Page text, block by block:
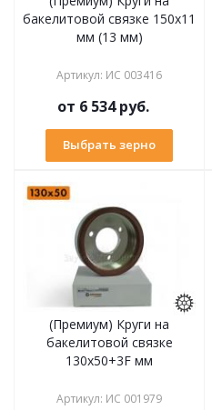
бакелитовой связке 150х11
мм (13 мм)
Артикул: ИС 003416
от 6 534 руб.
Выбрать зерно
(Премиум) Круги на
бакелитовой связке
130х50+3F мм
Артикул: ИС 001979